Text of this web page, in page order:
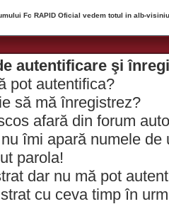
Fc RAPID Oficial vedem totul in alb-
autentificare şi
pot autentifica?
să mă înregistrez?
afară din forum
îmi apară numele
parola!
dar nu mă pot
cu ceva timp în